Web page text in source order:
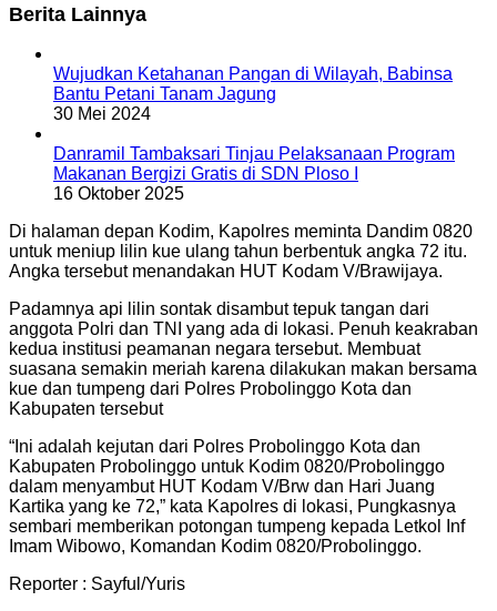
Berita Lainnya
Wujudkan Ketahanan Pangan di Wilayah, Babinsa
Bantu Petani Tanam Jagung
30 Mei 2024
Danramil Tambaksari Tinjau Pelaksanaan Program
Makanan Bergizi Gratis di SDN Ploso I
16 Oktober 2025
Di halaman depan Kodim, Kapolres meminta Dandim 0820
untuk meniup lilin kue ulang tahun berbentuk angka 72 itu.
Angka tersebut menandakan HUT Kodam V/Brawijaya.
Padamnya api lilin sontak disambut tepuk tangan dari
anggota Polri dan TNI yang ada di lokasi. Penuh keakraban
kedua institusi peamanan negara tersebut. Membuat
suasana semakin meriah karena dilakukan makan bersama
kue dan tumpeng dari Polres Probolinggo Kota dan
Kabupaten tersebut
“Ini adalah kejutan dari Polres Probolinggo Kota dan
Kabupaten Probolinggo untuk Kodim 0820/Probolinggo
dalam menyambut HUT Kodam V/Brw dan Hari Juang
Kartika yang ke 72,” kata Kapolres di lokasi, Pungkasnya
sembari memberikan potongan tumpeng kepada Letkol Inf
Imam Wibowo, Komandan Kodim 0820/Probolinggo.
Reporter : Sayful/Yuris